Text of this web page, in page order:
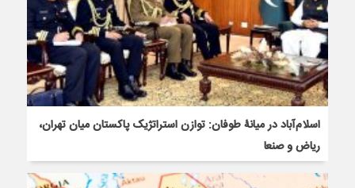
اسلام‌آباد در میانۀ طوفان: توازن استراتژیک پاکستان میان تهران،
ریاض و صنعا